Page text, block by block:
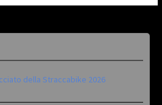
della Straccabike 2026